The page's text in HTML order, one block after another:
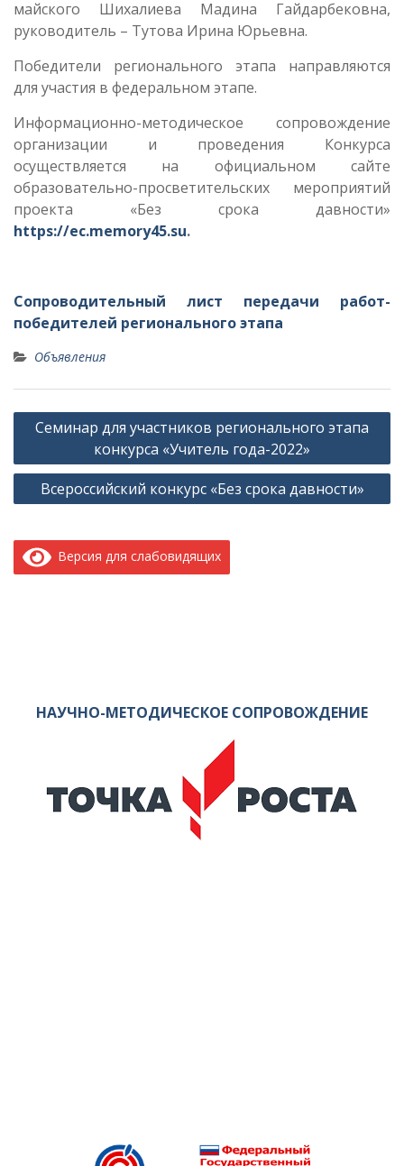
майского Шихалиева Мадина Гайдарбековна,
руководитель – Тутова Ирина Юрьевна.
Победители регионального этапа направляются
для участия в федеральном этапе.
Информационно-методическое сопровождение
организации и проведения Конкурса
осуществляется на официальном сайте
образовательно-просветительских мероприятий
проекта «Без срока давности»
https://ec.memory45.su.
Сопроводительный лист передачи работ-
победителей регионального этапа
Объявления
Навигация
записям
Семинар для участников регионального этапа
конкурса «Учитель года-2022»
Всероссийский конкурс «Без срока давности»
Версия для слабовидящих
НАУЧНО-МЕТОДИЧЕСКОЕ СОПРОВОЖДЕНИЕ